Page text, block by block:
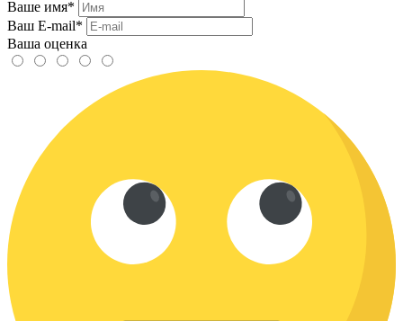
Ваше имя*
Ваш E-mail*
Ваша оценка